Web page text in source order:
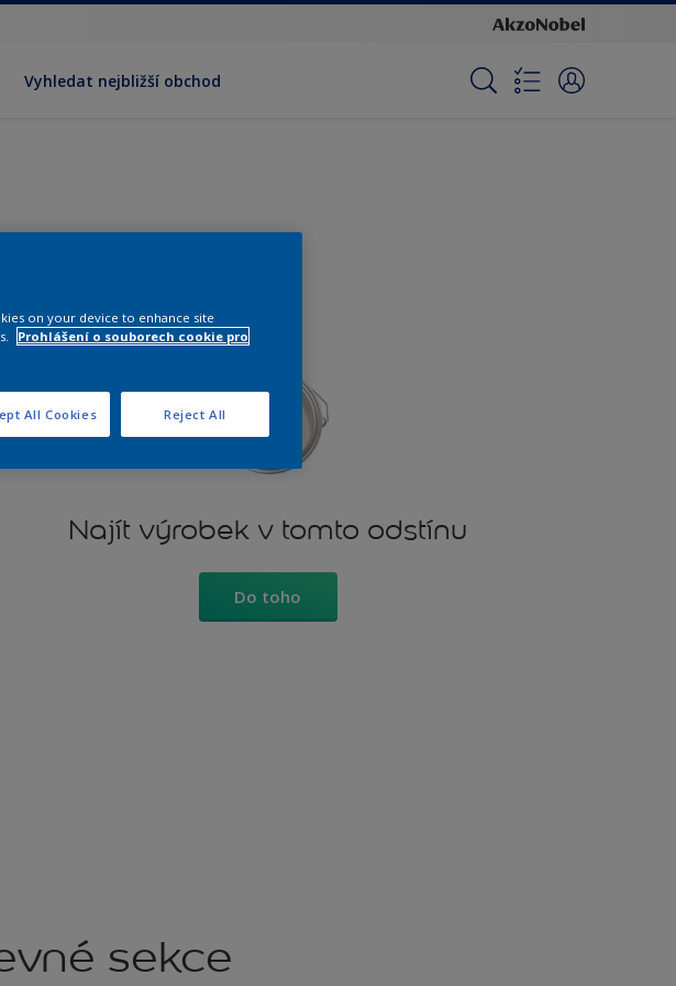
Vyhledat nejbližší obchod
Najít výrobek v tomto odstínu
Do toho
sekce
on your device to enhance site
Prohlášení o souborech cookie pro
Reject All
All Cookies